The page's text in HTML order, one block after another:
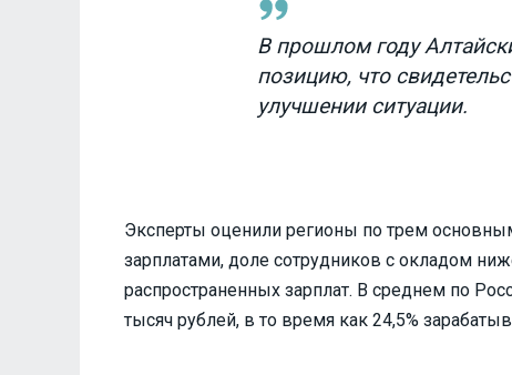
В прошлом году
позицию, что
улучшении ситуации.
Эксперты оценили регионы по трем
зарплатами, доле сотрудников с окладом
распространенных зарплат. В среднем по
тысяч рублей, в то время как 24,5%